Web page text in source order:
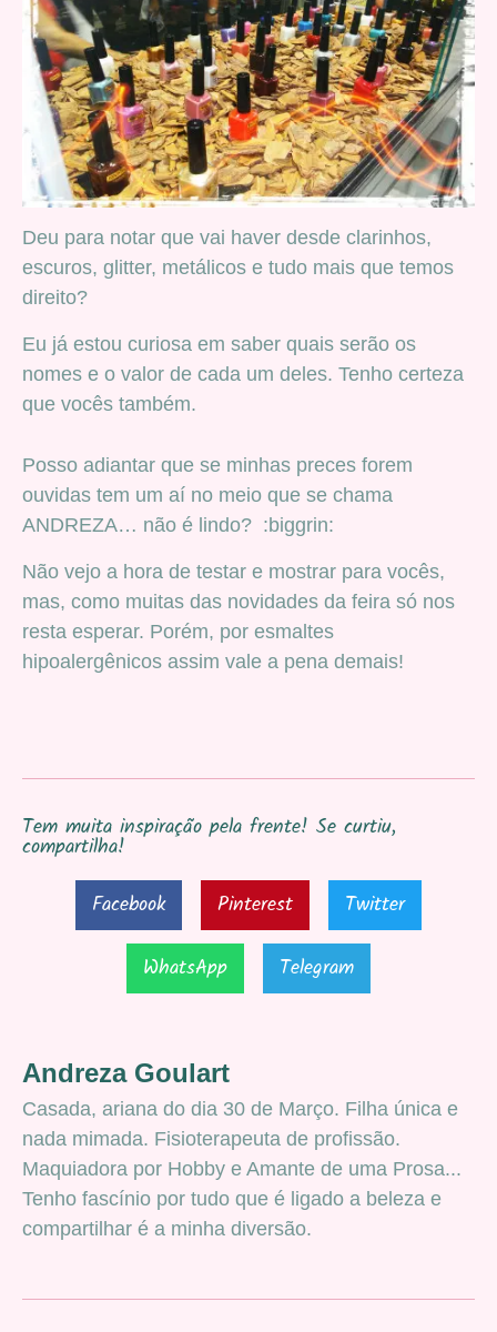
Deu para notar que vai haver desde clarinhos,
escuros, glitter, metálicos e tudo mais que temos
direito?
Eu já estou curiosa em saber quais serão os
nomes e o valor de cada um deles. Tenho certeza
que vocês também.
Posso adiantar que se minhas preces forem
ouvidas tem um aí no meio que se chama
ANDREZA… não é lindo? :biggrin:
Não vejo a hora de testar e mostrar para vocês,
mas, como muitas das novidades da feira só nos
resta esperar. Porém, por esmaltes
hipoalergênicos assim vale a pena demais!
Tem muita inspiração pela frente! Se curtiu,
compartilha!
Facebook
Pinterest
Twitter
WhatsApp
Telegram
Andreza Goulart
Casada, ariana do dia 30 de Março. Filha única e
nada mimada. Fisioterapeuta de profissão.
Maquiadora por Hobby e Amante de uma Prosa...
Tenho fascínio por tudo que é ligado a beleza e
compartilhar é a minha diversão.